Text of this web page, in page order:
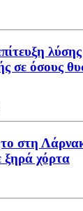
λύσης
σε όσους
στη
ξηρά χόρτα